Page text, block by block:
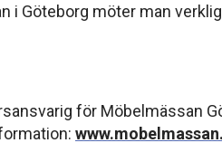
i Göteborg möter man
för Möbelmässan